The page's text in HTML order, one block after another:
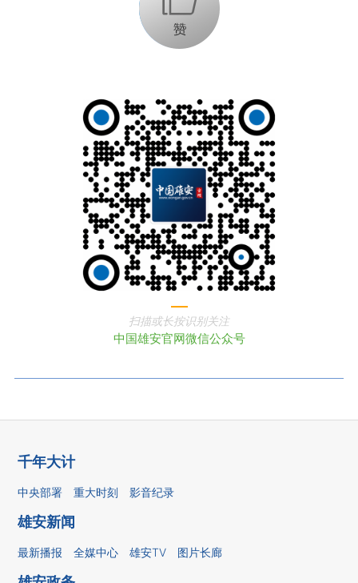
扫描或长按识别关注
中国雄安官网微信公众号
千年大计
中央部署 重大时刻 影音纪录
雄安新闻
最新播报 全媒中心 雄安TV 图片长廊